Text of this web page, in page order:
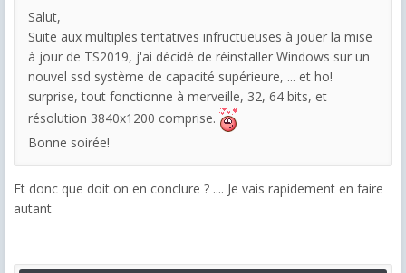
Salut,
Suite aux multiples tentatives infructueuses à jouer la mise
à jour de TS2019, j'ai décidé de réinstaller Windows sur un
nouvel ssd système de capacité supérieure, ... et ho!
surprise, tout fonctionne à merveille, 32, 64 bits, et
résolution 3840x1200 comprise.
Bonne soirée!
Et donc que doit on en conclure ? .... Je vais rapidement en faire
autant